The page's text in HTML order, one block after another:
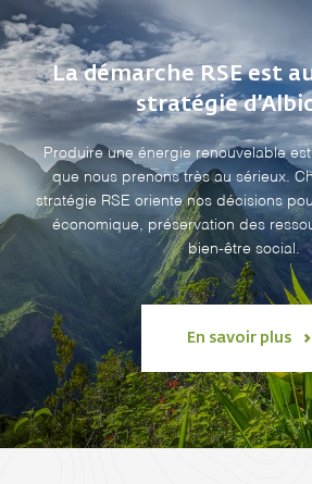
La démarche RSE est
stratégie
Produire une énergie renouvelable
que nous prenons très au sérieux.
stratégie RSE oriente nos décisions
économique, préservation des
bien-être social.
En savoir plus